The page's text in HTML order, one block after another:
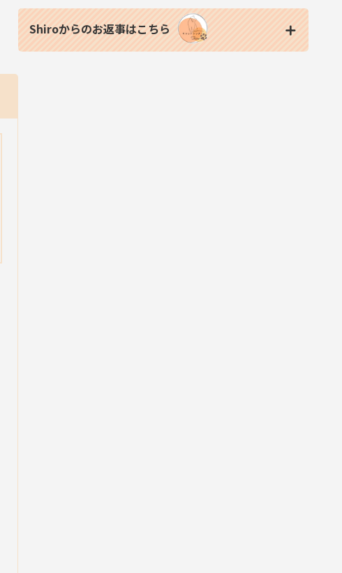
Shiroからのお返事はこちら